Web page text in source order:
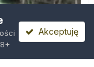
Akceptuję